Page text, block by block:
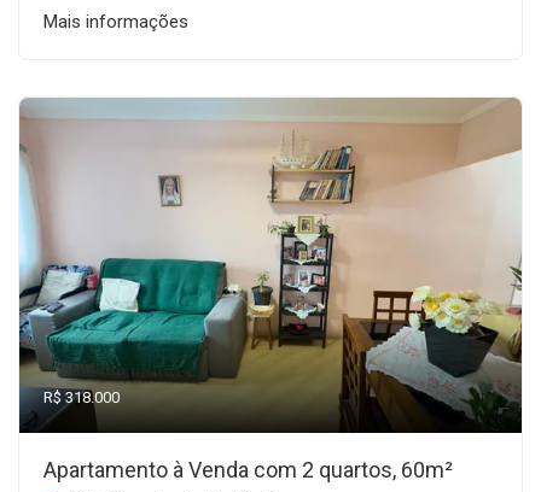
Mais informações
R$ 318.000
Apartamento à Venda com 2 quartos, 60m²